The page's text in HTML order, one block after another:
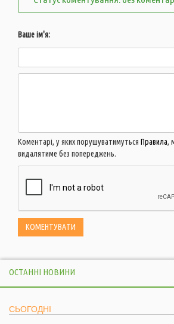
Ваше ім'я:
Коментарі, у яких порушуватимуться Правила,
видалятиме без попереджень.
ОСТАННІ НОВИНИ
СЬОГОДНІ